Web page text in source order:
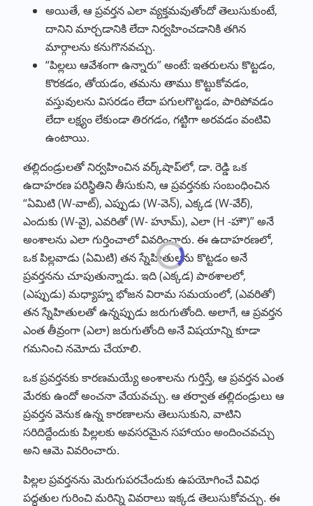
అయితే, ఆ ప్రవర్తన ఎలా వ్యక్తమవుతోందో తెలుసుకుంటే,
దానిని మార్చడానికి లేదా నిర్వహించడానికి తగిన
మార్గాలను కనుగొనవచ్చు.
“పిల్లలు ఆవేశంగా ఉన్నారు” అంటే: ఇతరులను కొట్టడం,
కొరకడం, తోయడం, తమను తాము కొట్టుకోవడం,
వస్తువులను విసరడం లేదా పగులగొట్టడం, పారిపోవడం
లేదా లక్ష్యం లేకుండా తిరగడం, గట్టిగా అరవడం వంటివి
ఉంటాయి.
తల్లిదండ్రులతో నిర్వహించిన వర్క్‌షాప్‌లో, డా. రెడ్డి ఒక
ఉదాహరణ పరిస్థితిని తీసుకుని, ఆ ప్రవర్తనకు సంబంధించిన
“ఏమిటి (W-వాట్), ఎప్పుడు (W-వెన్), ఎక్కడ (W-వేర్),
ఎందుకు (W-వై), ఎవరితో (W- హూమ్), ఎలా (H -హౌ)” అనే
అంశాలను ఎలా గుర్తించాలో వివరించారు. ఈ ఉదాహరణలో,
ఒక పిల్లవాడు (ఏమిటి) తన స్నేహితులను కొట్టడం అనే
ప్రవర్తనను చూపుతున్నాడు. ఇది (ఎక్కడ) పాఠశాలలో,
(ఎప్పుడు) మధ్యాహ్న భోజన విరామ సమయంలో, (ఎవరితో)
తన స్నేహితులతో ఉన్నప్పుడు జరుగుతోంది. అలాగే, ఆ ప్రవర్తన
ఎంత తీవ్రంగా (ఎలా) జరుగుతోంది అనే విషయాన్ని కూడా
గమనించి నమోదు చేయాలి.
ఒక ప్రవర్తనకు కారణమయ్యే అంశాలను గుర్తిస్తే, ఆ ప్రవర్తన ఎంత
మేరకు ఉందో అంచనా వేయవచ్చు. ఆ తర్వాత తల్లిదండ్రులు ఆ
ప్రవర్తన వెనుక ఉన్న కారణాలను తెలుసుకుని, వాటిని
సరిదిద్దేందుకు పిల్లలకు అవసరమైన సహాయం అందించవచ్చు
అని ఆమె వివరించారు.
పిల్లల ప్రవర్తనను మెరుగుపరచేందుకు ఉపయోగించే వివిధ
పద్ధతుల గురించి మరిన్ని వివరాలు ఇక్కడ తెలుసుకోవచ్చు. ఈ